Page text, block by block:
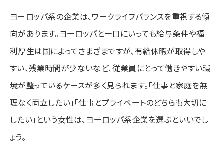
ヨーロッパ系の企業は、ワークライフバランスを重視する傾
向があります。ヨーロッパと一口にいっても給与条件や福
利厚生は国によってさまざまですが、有給休暇が取得しや
すい、残業時間が少ないなど、従業員にとって働きやすい環
境が整っているケースが多く見られます。「仕事と家庭を無
理なく両立したい」「仕事とプライベートのどちらも大切に
したい」という女性は、ヨーロッパ系企業を選ぶといいでし
ょう。